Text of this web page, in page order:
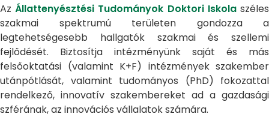
AzÁllattenyésztési Tudományok Doktori Iskolaszéles
szakmai spektrumú területen gondozza a
legtehetségesebb hallgatók szakmai és szellemi
fejlődését. Biztosítja intézményünk saját és más
felsőoktatási (valamint K+F) intézmények szakember
utánpótlását, valamint tudományos (PhD) fokozattal
rendelkező, innovatív szakembereket ad a gazdasági
szférának, az innovációs vállalatok számára.